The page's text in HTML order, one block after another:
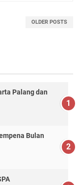
OLDER POSTS
Palang dan
Bulan